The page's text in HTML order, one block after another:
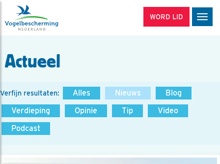
WORD LID
Actueel
Verfijn resultaten: Alles Nieuws
Blog
Verdieping
Opinie Tip
Video
Podcast